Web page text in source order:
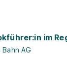
im
AG